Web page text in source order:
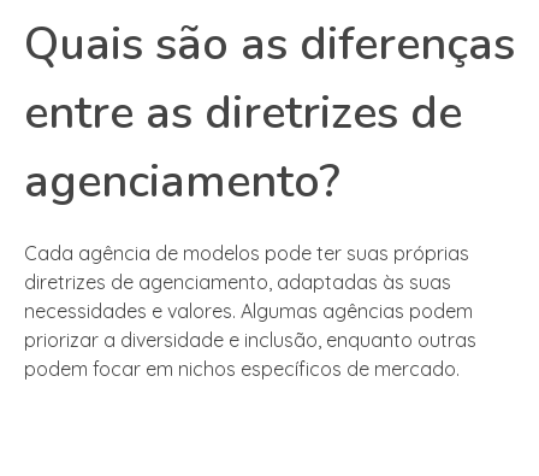
Quais são as diferenças
entre as diretrizes de
agenciamento?
Cada agência de modelos pode ter suas próprias
diretrizes de agenciamento, adaptadas às suas
necessidades e valores. Algumas agências podem
priorizar a diversidade e inclusão, enquanto outras
podem focar em nichos específicos de mercado.